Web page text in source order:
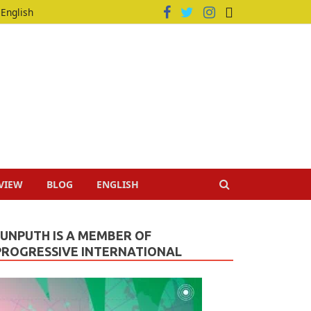
English
BLOG ENGLISH
IS A MEMBER OF
INTERNATIONAL